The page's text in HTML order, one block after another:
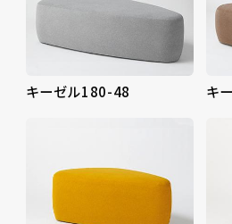
キーゼル180-48 キ